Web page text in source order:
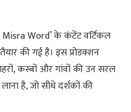
Word’ के कंटेंट वर्टिकल
की गई है। इस प्रोडक्शन
कस्बों और गांवों की उन सरल
है, जो सीधे दर्शकों की